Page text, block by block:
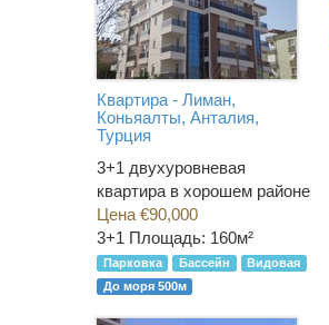
Квартира - Лиман,
Коньяалты, Анталия,
Турция
3+1 двухуровневая
квартира в хорошем районе
Цена €90,000
3+1 Площадь: 160м²
Парковка Бассейн
Видовая
До моря 500м